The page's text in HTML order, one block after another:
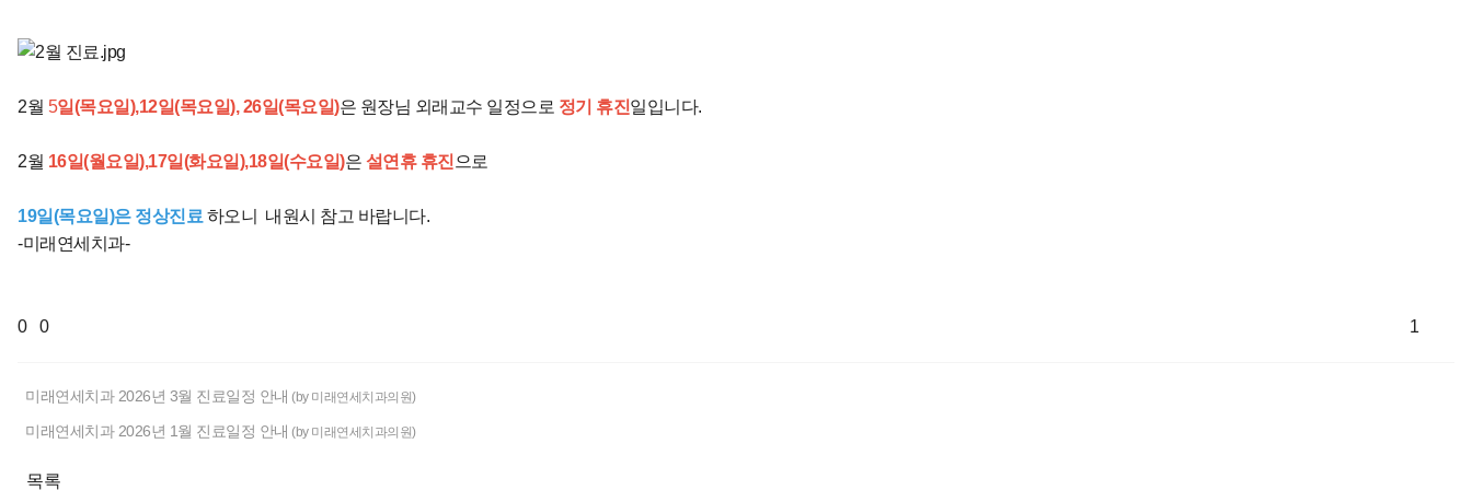
2월 5일(목요일),12일(목요일), 26일(목요일)은 원장님 외래교수 일정으로 정기 휴진일입니다.
2월 16일(월요일),17일(화요일),18일(수요일)은 설연휴 휴진 으로
19일(목요일)은 정상진료 하오니 내원시 참고 바랍니다.
-미래연세치과-
0 0 1
미래연세치과 2026년 3월 진료일정 안내 (by 미래연세치과의원)
미래연세치과 2026년 1월 진료일정 안내 (by 미래연세치과의원)
목록